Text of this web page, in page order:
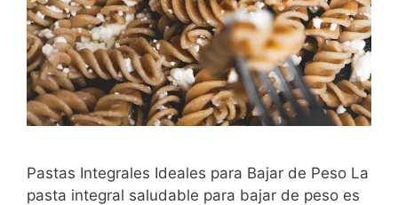
Pastas Integrales Ideales para Bajar de Peso La
pasta integral saludable para bajar de peso es